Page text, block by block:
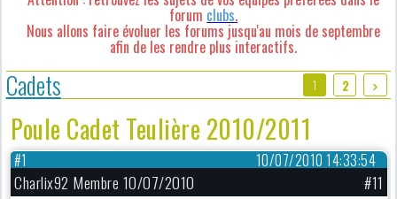
forum clubs.
Nous allons faire évoluer les forums jusqu'au mois de septembre
afin de les rendre plus interactifs.
Cadets 1 2
Poule Cadet Teulière 2010/2011
10/07/2010 14:33:54
#1
Charlix92 Membre 10/07/2010
#11